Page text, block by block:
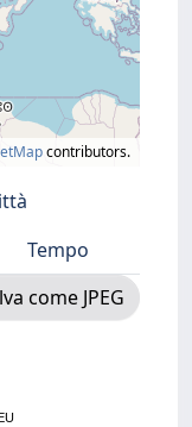
contributors.
Tempo
come JPEG
EU